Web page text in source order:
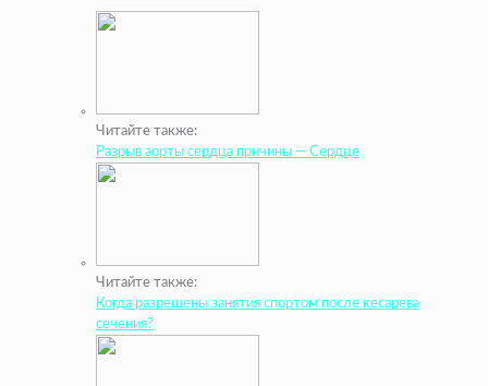
Читайте также:
Разрыв аорты сердца причины — Сердце
Читайте также:
Когда разрешены занятия спортом после кесарева
сечения?